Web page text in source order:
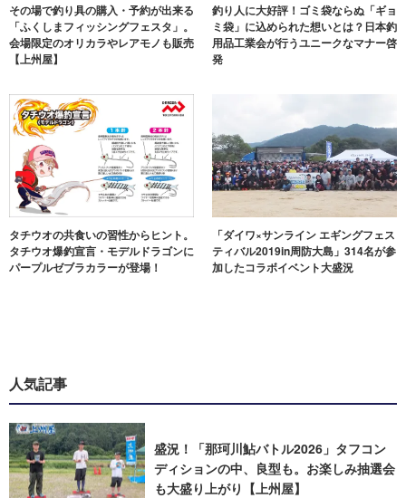
その場で釣り具の購入・予約が出来る
「ふくしまフィッシングフェスタ」。
会場限定のオリカラやレアモノも販売
【上州屋】
釣り人に大好評！ゴミ袋ならぬ「ギョ
ミ袋」に込められた想いとは？日本釣
用品工業会が行うユニークなマナー啓
発
タチウオの共食いの習性からヒント。
タチウオ爆釣宣言・モデルドラゴンに
パープルゼブラカラーが登場！
「ダイワ×サンライン エギングフェス
ティバル2019in周防大島」314名が参
加したコラボイベント大盛況
人気記事
盛況！「那珂川鮎バトル2026」タフコン
ディションの中、良型も。お楽しみ抽選会
も大盛り上がり【上州屋】